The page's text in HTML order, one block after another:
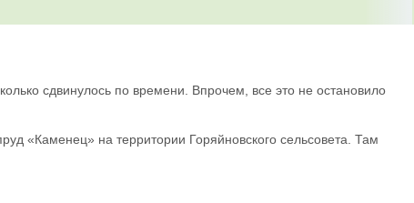
сдвинулось по времени. Впрочем, все это не остановило
«Каменец» на территории Горяйновского сельсовета. Там